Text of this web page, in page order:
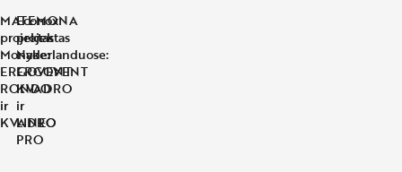
MATEMONA
projektas
Monake:
ERGOVENT
RONDO
ir
KVADRO
Econox
projektas
Nyderlanduose:
ERGOVENT
KVADRO
ir
LINEO
PRO